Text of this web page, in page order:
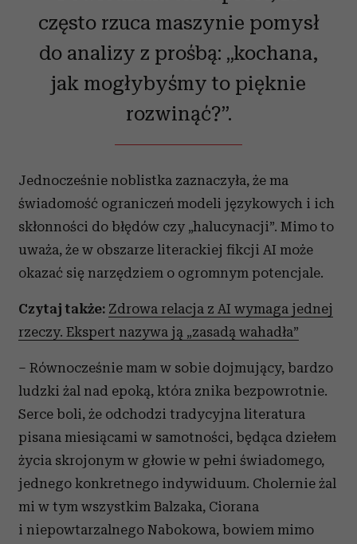
i reklam, aby oferować funkcje społecznościowe i
analizować ruch w naszej witrynie. Informacje o tym, jak
korzystasz z naszej witryny, udostępniamy partnerom
społecznościowym, reklamowym i analitycznym.
Partnerzy mogą połączyć te informacje z innymi danymi
otrzymanymi od Ciebie lub uzyskanymi podczas
często rzuca maszynie pomysł
do analizy z prośbą: „kochana,
jak mogłybyśmy to pięknie
rozwinąć?”.
Jednocześnie noblistka zaznaczyła, że ma
świadomość ograniczeń modeli językowych i ich
skłonności do błędów czy „halucynacji”. Mimo to
uważa, że w obszarze literackiej fikcji AI może
okazać się narzędziem o ogromnym potencjale.
Czytaj także: Zdrowa relacja z AI wymaga jednej
rzeczy. Ekspert nazywa ją „zasadą wahadła”
– Równocześnie mam w sobie dojmujący, bardzo
ludzki żal nad epoką, która znika bezpowrotnie.
Serce boli, że odchodzi tradycyjna literatura
pisana miesiącami w samotności, będąca dziełem
życia skrojonym w głowie w pełni świadomego,
jednego konkretnego indywiduum. Cholernie żal
mi w tym wszystkim Balzaka, Ciorana
i niepowtarzalnego Nabokowa, bowiem mimo